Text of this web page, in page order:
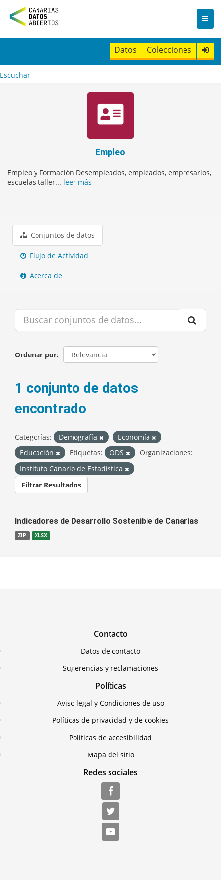
n
t
Datos Colecciones
Escuchar
Empleo
Empleo y Formación Desempleados, empleados, empresarios,
escuelas taller... leer más
Conjuntos de datos
Flujo de Actividad
Acerca de
Ordenar por
1 conjunto de datos
encontrado
Categorías: Demografía
Economía
Educación
Etiquetas: ODS
Organizaciones:
Instituto Canario de Estadística
Filtrar Resultados
Indicadores de Desarrollo Sostenible de Canarias
ZIP XLSX
Contacto
Datos de contacto
Sugerencias y reclamaciones
Políticas
Aviso legal y Condiciones de uso
Políticas de privacidad y de cookies
Políticas de accesibilidad
Mapa del sitio
Redes sociales